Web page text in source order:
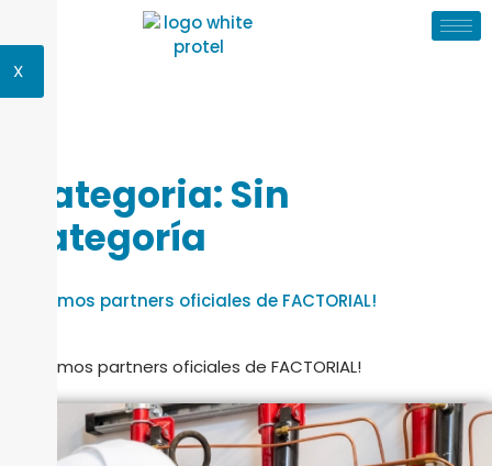
X
Categoria:Sin
categoría
🚀 ¡Somos partners oficiales de FACTORIAL!
🚀 ¡Somos partners oficiales de FACTORIAL!